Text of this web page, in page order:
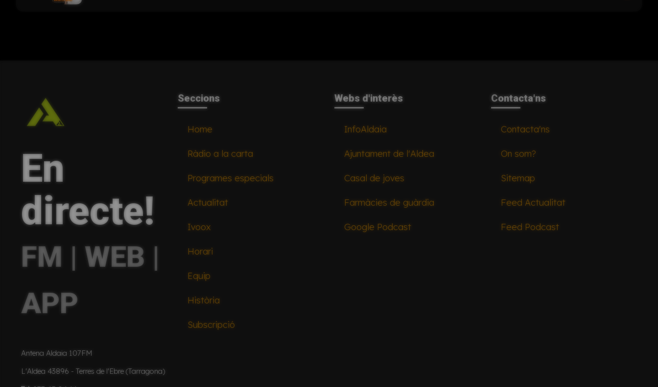
En
directe!
FM | WEB |
APP
Antena Aldaia 107FM
L'Aldea 43896 - Terres de l'Ebre (Tarragona)
Seccions
Home
Ràdio a la carta
Programes especials
Actualitat
Ivoox
Horari
Equip
Història
Subscripció
Webs d'interès
InfoAldaia
Ajuntament de l'Aldea
Casal de joves
Farmàcies de guàrdia
Google Podcast
Contacta'ns
Contacta'ns
On som?
Sitemap
Feed Actualitat
Feed Podcast